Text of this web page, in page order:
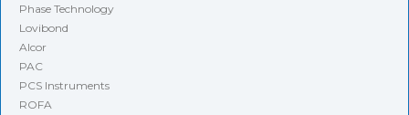
Phase Technology
Lovibond
Alcor
PAC
PCS Instruments
ROFA